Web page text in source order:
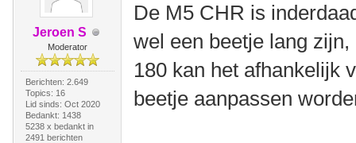
Jeroen S
Moderator
Berichten: 2.649
Topics: 16
Lid sinds: Oct 2020
Bedankt: 1438
5238 x bedankt in
2491 berichten
De M5 CHR is
wel een beetje lang
180 kan het afhankelijk
beetje aanpassen